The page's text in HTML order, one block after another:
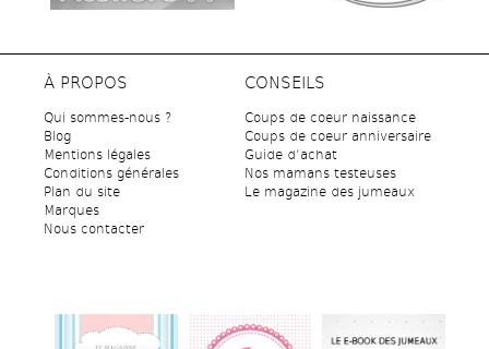
À PROPOS
Qui sommes-nous ?
Blog
Mentions légales
Conditions générales
Plan du site
Marques
Nous contacter
CONSEILS
Coups de coeur naissance
Coups de coeur anniversaire
Guide d’achat
Nos mamans testeuses
Le magazine des jumeaux